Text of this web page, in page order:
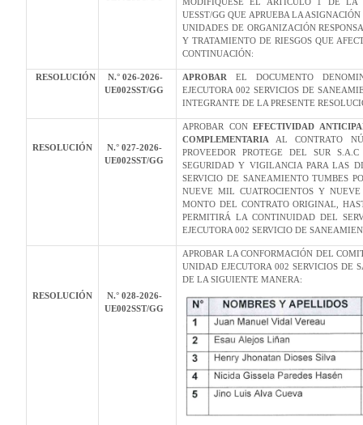
MODIFÍQUESE EL ARTICULO 1 DE LA
UESST/GG QUE APRUEBA LA
UNIDADES DE ORGANIZACIÓN
Y TRATAMIENTO DE RIESGOS QUE
CONTINUACIÓN:
RESOLUCIÓN
N.° 026-2026-
UE002SST/GG
APROBAR EL DOCUMENTO
EJECUTORA 002 SERVICIOS DE
INTEGRANTE DE LA PRESENTE
RESOLUCIÓN
N.° 027-2026-
UE002SST/GG
APROBAR CONEFECTIVIDAD
COMPLEMENTARIA AL CONTRATO
PROVEEDOR PROTEGE DEL SUR
SEGURIDAD Y VIGILANCIA PARA LAS
SERVICIO DE SANEAMIENTO TUMBES
NUEVE MIL CUATROCIENTOS Y
MONTO DEL CONTRATO ORIGINAL,
PERMITIRÁ LA CONTINUIDAD DEL
EJECUTORA 002 SERVICIO DE
RESOLUCIÓN
N.° 028-2026-
UE002SST/GG
APROBAR LA CONFORMACIÓN DEL
UNIDAD EJECUTORA 002 SERVICIOS DE
DE LA SIGUIENTE MANERA: